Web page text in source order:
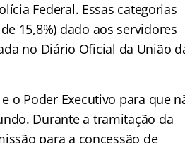
Federal. Essas categorias
15,8%) dado aos servidores
no Diário Oficial da União
o Poder Executivo para que
Durante a tramitação da
para a concessão de